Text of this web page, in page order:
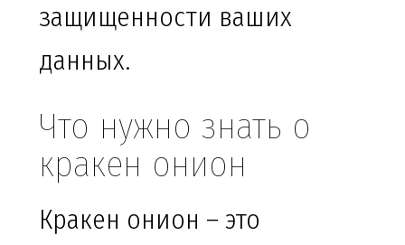
защищенности ваших
данных.
Что нужно знать о
кракен онион
Кракен онион – это